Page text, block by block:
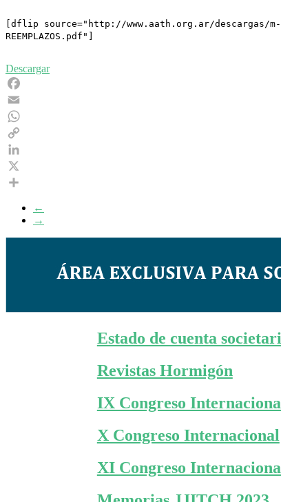
[dflip source="http://www.aath.org.ar/descargas/m-cong-
REEMPLAZOS.pdf"]
Descargar
Facebook
Email
WhatsApp
Copy
Link
LinkedIn
X
←
→
Estado de cuenta
Revistas Hormigón
IX Congreso
X Congreso Internacional
XI Congreso